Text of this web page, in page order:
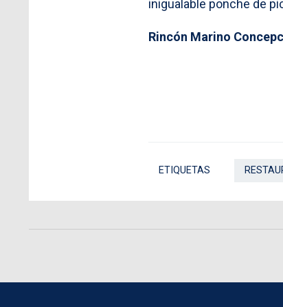
inigualable ponche de
Rincón Marino
ETIQUETAS